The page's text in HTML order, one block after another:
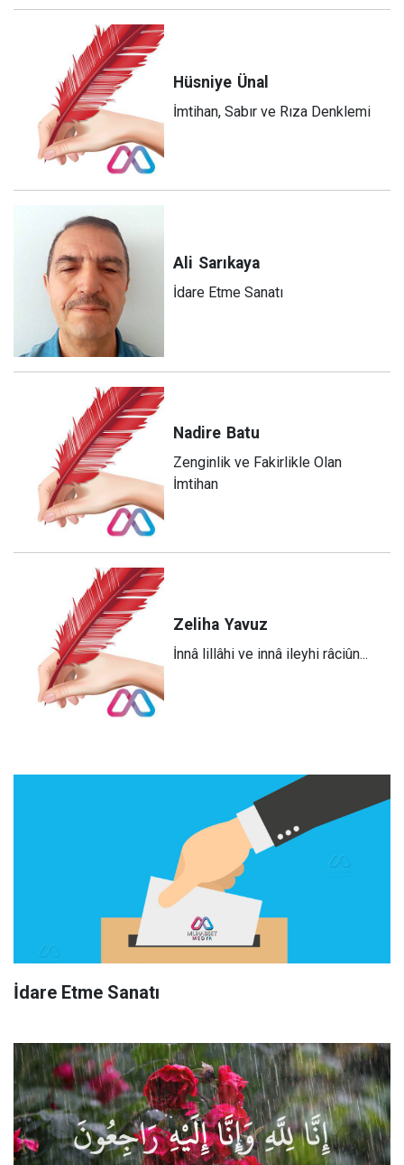
Hüsniye Ünal
İmtihan, Sabır ve Rıza Denklemi
Ali Sarıkaya
İdare Etme Sanatı
Nadire Batu
Zenginlik ve Fakirlikle Olan
İmtihan
Zeliha Yavuz
​İnnâ lillâhi ve innâ ileyhi râciûn...
İdare Etme Sanatı